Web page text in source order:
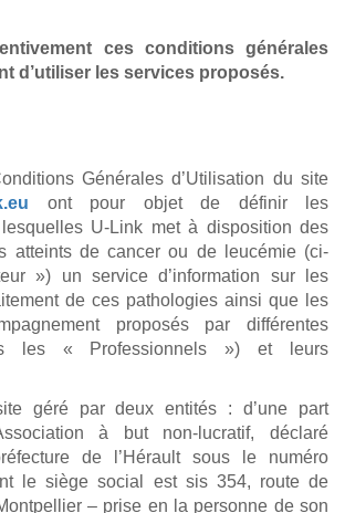
ces conditions générales
d’utiliser les services proposés.
Générales d’Utilisation du site
ont pour objet de définir les
U-Link met à disposition des
atteints de cancer ou de leucémie (ci-
») un service d’information sur les
de ces pathologies ainsi que les
proposés par différentes
les « Professionnels ») et leurs
géré par deux entités : d’une part
à but non-lucratif, déclaré
de l’Hérault sous le numéro
le siège social est sis 354, route de
– prise en la personne de son